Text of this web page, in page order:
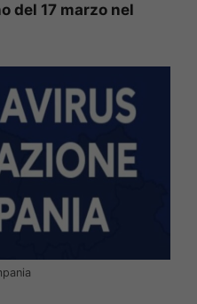
del 17 marzo nel